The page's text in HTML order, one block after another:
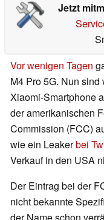
Jetzt
Vor wenigen Tagen
M4 Pro 5G. Nun
Xiaomi-Smartphone
der amerikanischen
Commission (FCC)
wie ein Leakerbei
Verkauf in den USA
Der Eintrag bei der
nicht bekannte